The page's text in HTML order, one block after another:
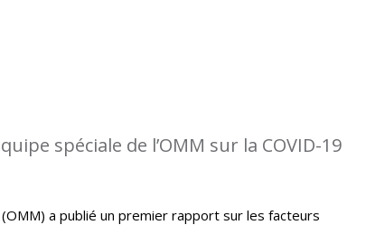
spéciale de l’OMM sur la COVID-19
a publié un premier rapport sur les facteurs